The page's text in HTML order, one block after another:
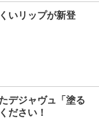
いリップが新登
デジャヴュ「塗る
ださい！